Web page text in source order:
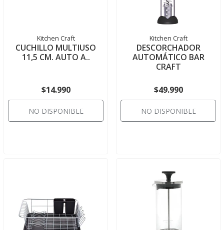
Kitchen Craft
CUCHILLO MULTIUSO
11,5 CM. AUTO A..
$14.990
NO DISPONIBLE
Kitchen Craft
DESCORCHADOR
AUTOMÁTICO BAR
CRAFT
$49.990
NO DISPONIBLE